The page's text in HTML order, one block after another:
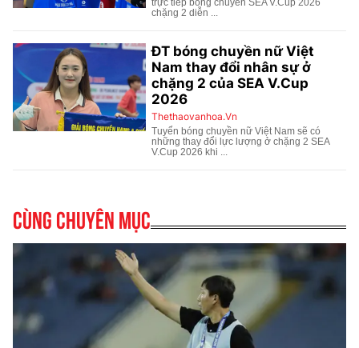
Cùng chuyên mục